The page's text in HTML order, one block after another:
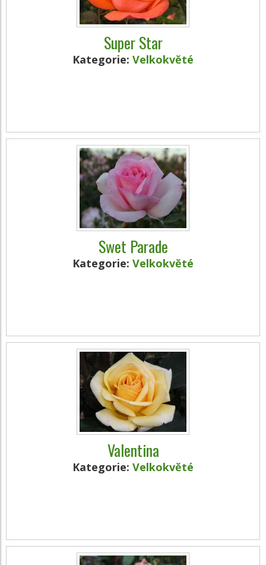
Super Star
Kategorie: Velkokvěté
Swet Parade
Kategorie: Velkokvěté
Valentina
Kategorie: Velkokvěté